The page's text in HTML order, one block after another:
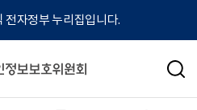
전자정부 누리집입니다.
검